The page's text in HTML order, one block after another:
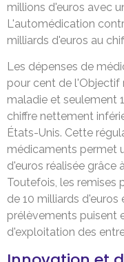
millions d'euros avec
L'automédication
milliards d'euros au
Les dépenses de
pour cent de l'Objectif
maladie et seulement
chiffre nettement
États-Unis. Cette
médicaments permet
d'euros réalisée grâce
Toutefois, les remises
de 10 milliards d'euros
prélèvements puisent
d'exploitation des